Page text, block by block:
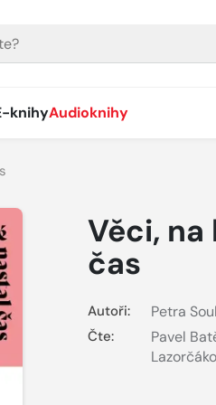
knihyAudioknihy
Věci,
čas
Autoři: Petra
Čte: Pavel